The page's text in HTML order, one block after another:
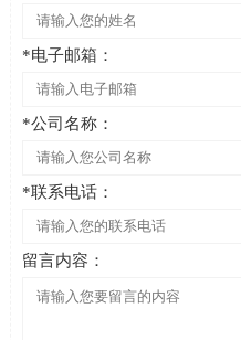
*电子邮箱：
*公司名称：
*联系电话：
留言内容：